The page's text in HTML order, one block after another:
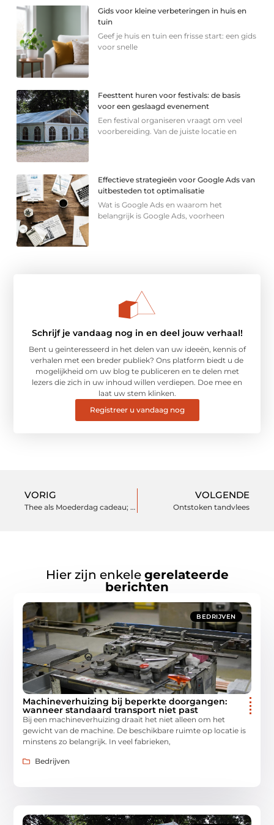
Gids voor kleine verbeteringen in huis en
tuin
Geef je huis en tuin een frisse start: een gids
voor snelle
Feesttent huren voor festivals: de basis
voor een geslaagd evenement
Een festival organiseren vraagt om veel
voorbereiding. Van de juiste locatie en
Effectieve strategieën voor Google Ads van
uitbesteden tot optimalisatie
Wat is Google Ads en waarom het
belangrijk is Google Ads, voorheen
Schrijf je vandaag nog in en deel jouw verhaal!
Bent u geïnteresseerd in het delen van uw ideeën, kennis of
verhalen met een breder publiek? Ons platform biedt u de
mogelijkheid om uw blog te publiceren en te delen met
lezers die zich in uw inhoud willen verdiepen. Doe mee en
laat uw stem klinken.
Registreer u vandaag nog
VORIG
Thee als Moederdag cadeau; een origineel idee!
VOLGENDE
Ontstoken tandvlees
Hier zijn enkele gerelateerde
berichten
BEDRIJVEN
Machineverhuizing bij beperkte doorgangen:
wanneer standaard transport niet past
Bij een machineverhuizing draait het niet alleen om het
gewicht van de machine. De beschikbare ruimte op locatie is
minstens zo belangrijk. In veel fabrieken,
Bedrijven